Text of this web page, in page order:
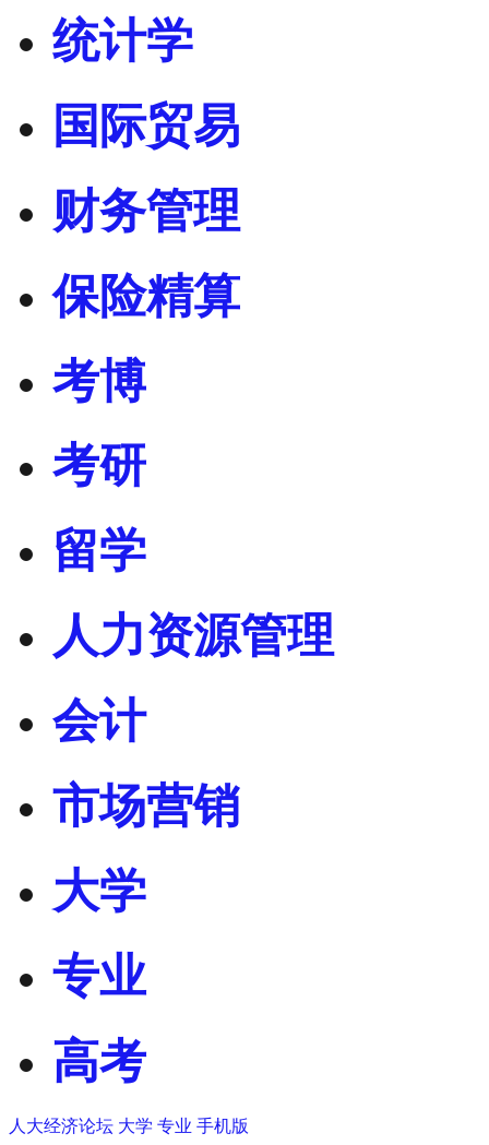
统计学
国际贸易
财务管理
保险精算
考博
考研
留学
人力资源管理
会计
市场营销
大学
专业
高考
人大经济论坛 大学 专业 手机版